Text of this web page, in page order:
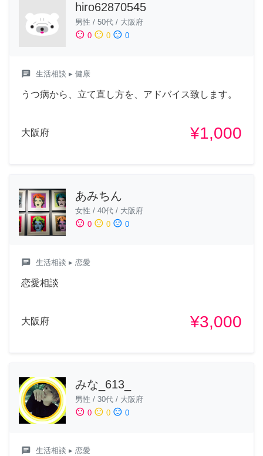
hiro62870545
男性 / 50代 / 大阪府
sentiment_satisfied 0 sentiment_neutral 0 sentiment_dissatisfied 0
chat 生活相談 ▸ 健康
うつ病から、立て直し方を、アドバイス致します。
大阪府 ¥1,000
あみちん
女性 / 40代 / 大阪府
sentiment_satisfied 0 sentiment_neutral 0 sentiment_dissatisfied 0
chat 生活相談 ▸ 恋愛
恋愛相談
大阪府 ¥3,000
みな_613_
男性 / 30代 / 大阪府
sentiment_satisfied 0 sentiment_neutral 0 sentiment_dissatisfied 0
chat 生活相談 ▸ 恋愛